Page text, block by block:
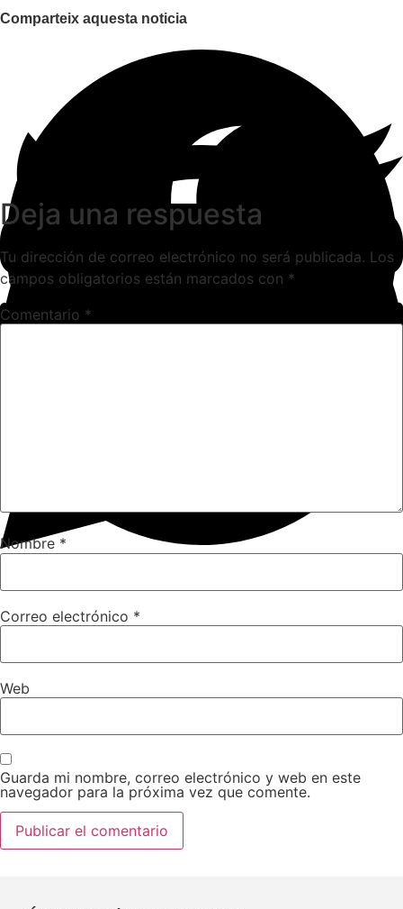
Comparteix aquesta noticia
Deja una respuesta
Tu dirección de correo electrónico no será publicada. Los
campos obligatorios están marcados con *
Comentario *
Nombre *
Correo electrónico *
Web
Guarda mi nombre, correo electrónico y web en este
navegador para la próxima vez que comente.